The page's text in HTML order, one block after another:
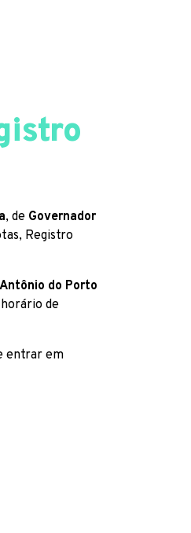
, de Governador
Registro
do Porto
de
entrar em